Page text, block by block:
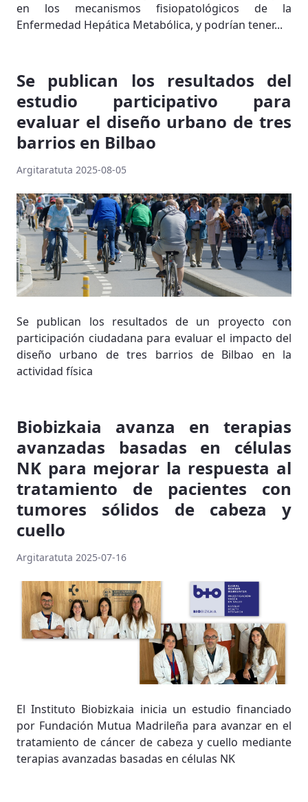
en los mecanismos fisiopatológicos de la
Enfermedad Hepática Metabólica, y podrían tener...
Se publican los resultados del
estudio participativo para
evaluar el diseño urbano de tres
barrios en Bilbao
Argitaratuta 2025-08-05
Se publican los resultados de un proyecto con
participación ciudadana para evaluar el impacto del
diseño urbano de tres barrios de Bilbao en la
actividad física
Biobizkaia avanza en terapias
avanzadas basadas en células
NK para mejorar la respuesta al
tratamiento de pacientes con
tumores sólidos de cabeza y
cuello
Argitaratuta 2025-07-16
El Instituto Biobizkaia inicia un estudio financiado
por Fundación Mutua Madrileña para avanzar en el
tratamiento de cáncer de cabeza y cuello mediante
terapias avanzadas basadas en células NK